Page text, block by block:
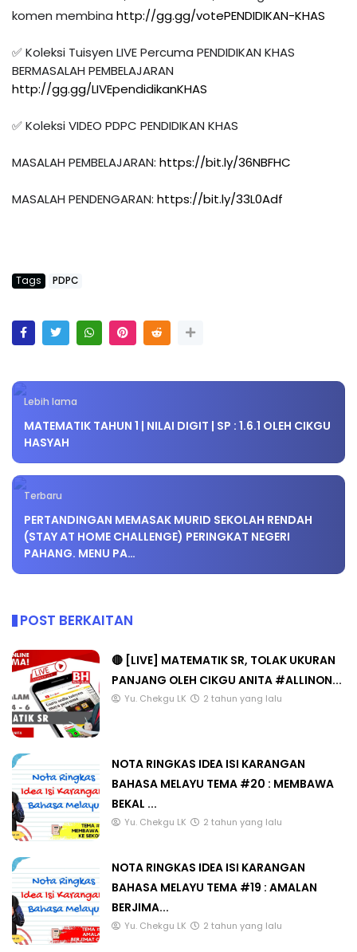
komen membina http://gg.gg/votePENDIDIKAN-KHAS
✅ Koleksi Tuisyen LIVE Percuma PENDIDIKAN KHAS
http://gg.gg/LIVEpendidikanKHAS
✅ Koleksi VIDEO PDPC PENDIDIKAN KHAS
MASALAH PEMBELAJARAN: https://bit.ly/36NBFHC
MASALAH PENDENGARAN: https://bit.ly/33L0Adf
Tags PDPC
Lebih lama
MATEMATIK TAHUN 1 | NILAI DIGIT | SP : 1.6.1 OLEH CIKGU
HASYAH
Terbaru
PERTANDINGAN MEMASAK MURID SEKOLAH RENDAH
(STAY AT HOME CHALLENGE) PERINGKAT NEGERI
PAHANG. MENU PA…
POST BERKAITAN
🔴 [LIVE] MATEMATIK SR, TOLAK UKURAN
PANJANG OLEH CIKGU ANITA #ALLINON...
Yu. Chekgu LK 2 tahun yang lalu
NOTA RINGKAS IDEA ISI KARANGAN
BAHASA MELAYU TEMA #20 : MEMBAWA
BEKAL ...
Yu. Chekgu LK 2 tahun yang lalu
NOTA RINGKAS IDEA ISI KARANGAN
BAHASA MELAYU TEMA #19 : AMALAN
BERJIMA...
Yu. Chekgu LK 2 tahun yang lalu